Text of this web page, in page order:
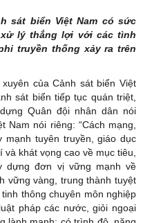
sát biển Việt Nam có sức
lý thắng lợi với các tình
truyền thống xảy ra trên
của Cảnh sát biển Việt
sát biển tiếp tục quán triệt,
Quân đội nhân dân nói
Nam nói riêng: “Cách mạng,
mạnh tuyên truyền, giáo dục
khát vọng cao về mục tiêu,
dựng đơn vị vững mạnh về
vững vàng, trung thành tuyệt
thông chuyên môn nghiệp
pháp các nước, giỏi ngoại